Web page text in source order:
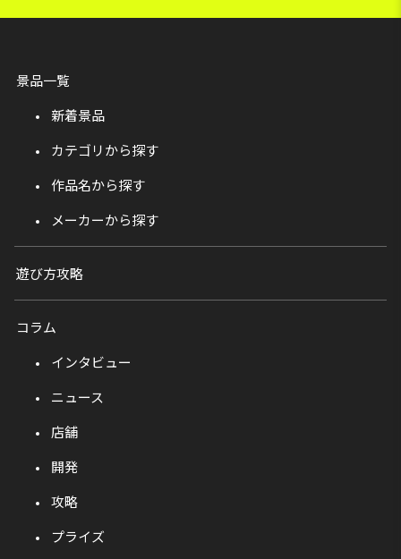
景品一覧
新着景品
カテゴリから探す
作品名から探す
メーカーから探す
遊び方攻略
コラム
インタビュー
ニュース
店舗
開発
攻略
プライズ